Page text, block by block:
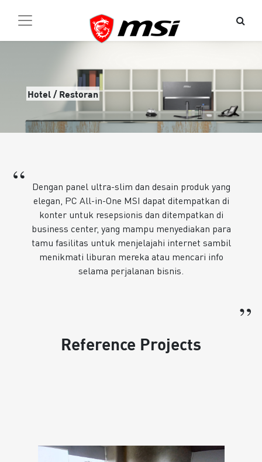
Hotel / Restoran
“
Dengan panel ultra-slim dan desain produk yang
elegan, PC All-in-One MSI dapat ditempatkan di
konter untuk resepsionis dan ditempatkan di
business center, yang mampu menyediakan para
tamu fasilitas untuk menjelajahi internet sambil
menikmati liburan mereka atau mencari info
selama perjalanan bisnis.
”
Reference Projects